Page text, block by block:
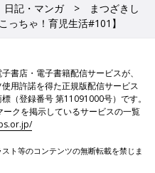
日記・マンガ
まつざきし
っちゃ！育児生活#101】
書店・電子書籍配信サービスが、
用許諾を得た正規版配信サービス
（登録番号 第11091000号）です。
ークを掲示しているサービスの一覧
ト等のコンテンツの無断転載を禁じま